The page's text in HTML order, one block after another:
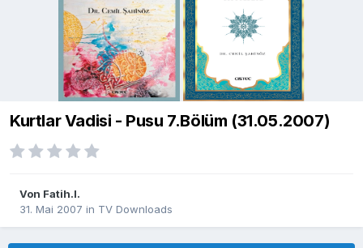
Kurtlar Vadisi - Pusu 7.Bölüm (31.05.2007)
Von Fatih.I.
31. Mai 2007 in TV Downloads